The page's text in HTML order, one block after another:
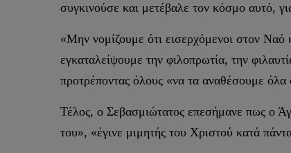
συγκινούσε και μετέβαλε τον κόσμο αυτό,
«Μην νομίζουμε ότι εισερχόμενοι στον Ναό
εγκαταλείψουμε την φιλοπρωτία, την
προτρέποντας όλους «να τα αναθέσουμε όλα
Τέλος, ο Σεβασμιώτατος επεσήμανε πως ο
του», «έγινε μιμητής του Χριστού κατά